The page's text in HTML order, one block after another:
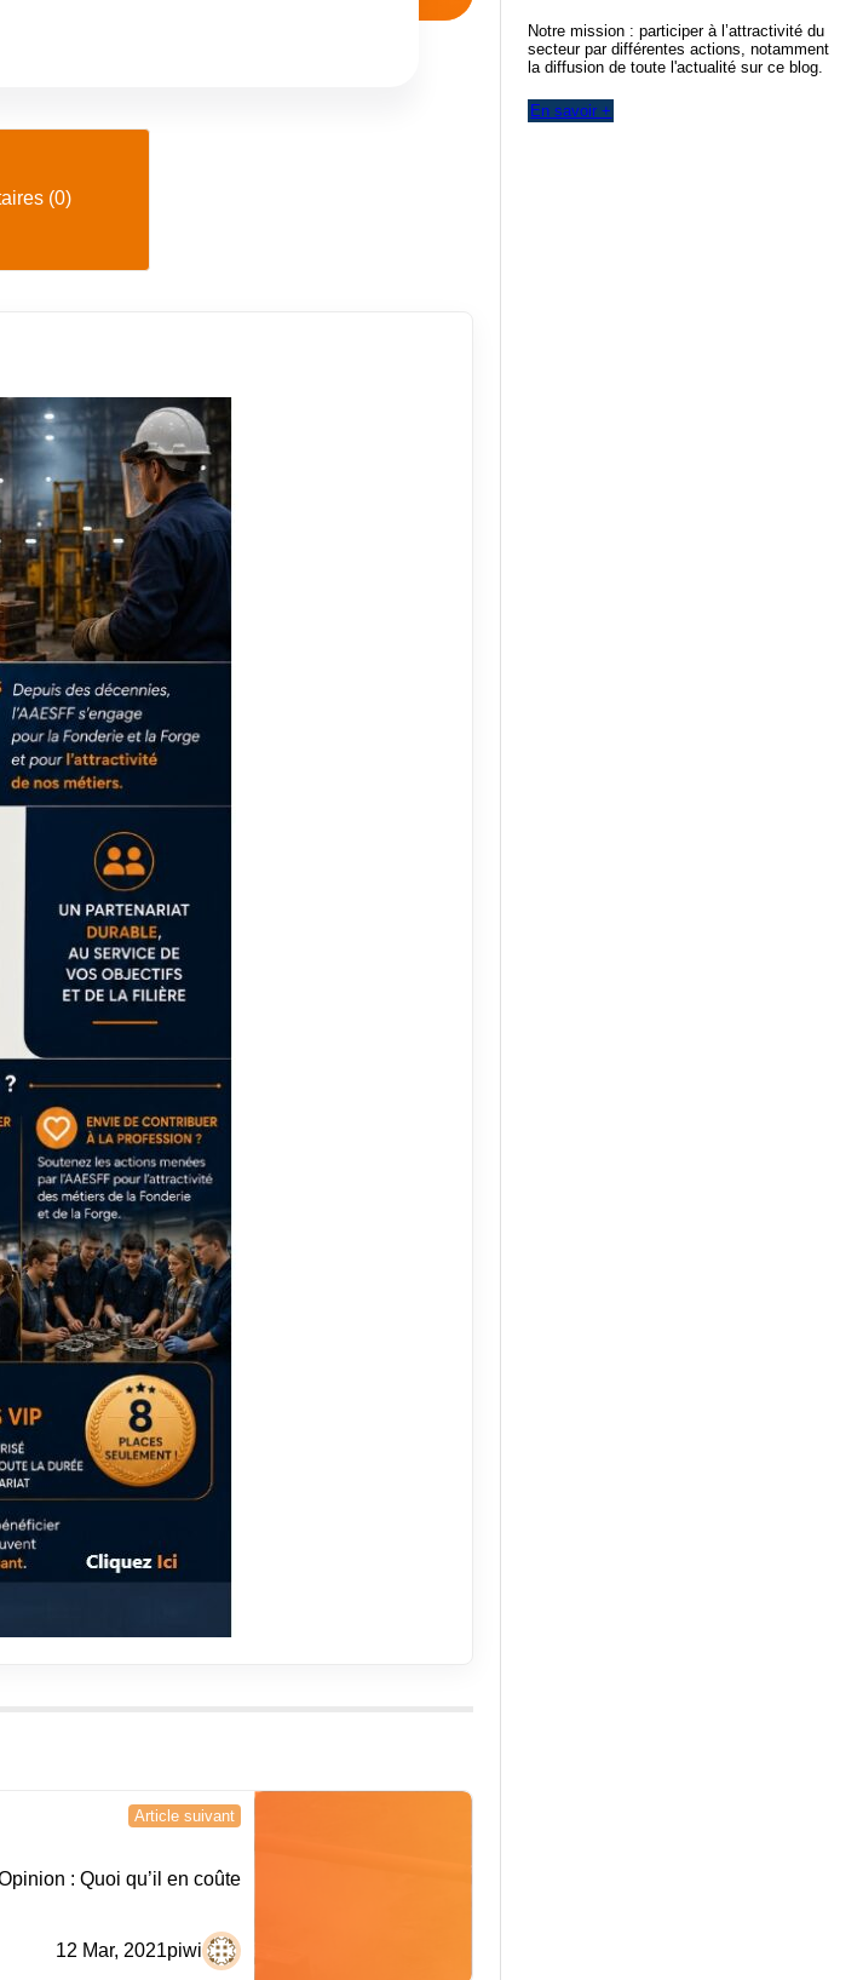
(0)
Article suivant
: Quoi qu’il en coûte
piwi
12 Mar, 2021
Notre mission : participer à l’attractivité du
secteur par différentes actions, notamment
la diffusion de toute l'actualité sur ce blog.
En savoir +